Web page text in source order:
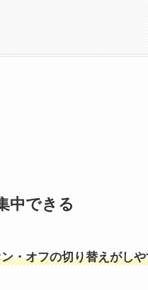
中できる
・オフの切り替えがし